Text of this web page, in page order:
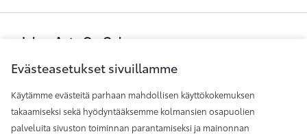
Juhan Auto Oy, Oulu
Juhan Auto Oy, Raahe
Evästeasetukset sivuillamme
Käytämme evästeitä parhaan mahdollisen käyttökokemuksen
takaamiseksi sekä hyödyntääksemme kolmansien osapuolien
palveluita sivuston toiminnan parantamiseksi ja mainonnan